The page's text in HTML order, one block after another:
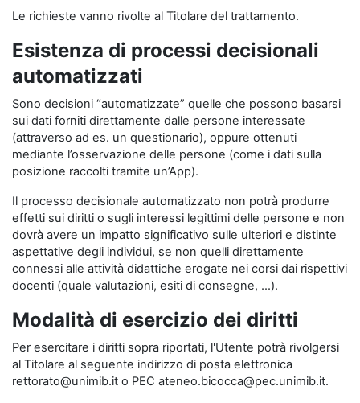
Le richieste vanno rivolte al Titolare del trattamento.
Esistenza di processi decisionali
automatizzati
Sono decisioni “automatizzate” quelle che possono basarsi
sui dati forniti direttamente dalle persone interessate
(attraverso ad es. un questionario), oppure ottenuti
mediante l’osservazione delle persone (come i dati sulla
posizione raccolti tramite un’App).
Il processo decisionale automatizzato non potrà produrre
effetti sui diritti o sugli interessi legittimi delle persone e non
dovrà avere un impatto significativo sulle ulteriori e distinte
aspettative degli individui, se non quelli direttamente
connessi alle attività didattiche erogate nei corsi dai rispettivi
docenti (quale valutazioni, esiti di consegne, …).
Modalità di esercizio dei diritti
Per esercitare i diritti sopra riportati, l'Utente potrà rivolgersi
al Titolare al seguente indirizzo di posta elettronica
rettorato@unimib.it o PEC ateneo.bicocca@pec.unimib.it.